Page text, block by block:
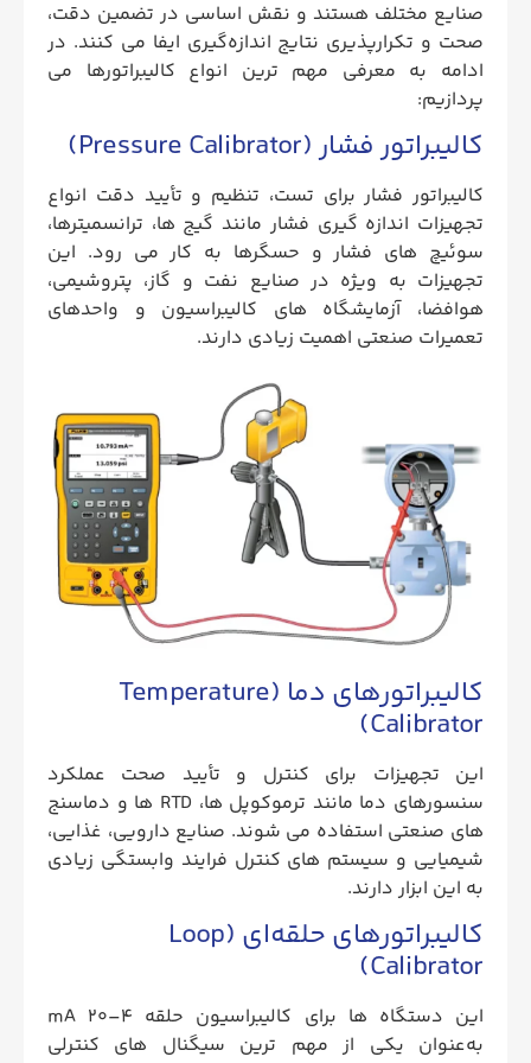
صنایع مختلف هستند و نقش اساسی در تضمین دقت،
صحت و تکرارپذیری نتایج اندازه‌گیری ایفا می‌ کنند. در
ادامه به معرفی مهم‌ ترین انواع کالیبراتورها می‌
پردازیم:
کالیبراتور فشار (Pressure Calibrator)
کالیبراتور فشار برای تست، تنظیم و تأیید دقت انواع
تجهیزات اندازه‌ گیری فشار مانند گیج‌ ها، ترانسمیترها،
سوئیچ‌ های فشار و حسگرها به کار می‌ رود. این
تجهیزات به‌ ویژه در صنایع نفت و گاز، پتروشیمی،
هوافضا، آزمایشگاه‌ های کالیبراسیون و واحدهای
تعمیرات صنعتی اهمیت زیادی دارند.
کالیبراتورهای دما (Temperature
Calibrator)
این تجهیزات برای کنترل و تأیید صحت عملکرد
سنسورهای دما مانند ترموکوپل‌ ها، RTD ها و دماسنج‌
های صنعتی استفاده می‌ شوند. صنایع دارویی، غذایی،
شیمیایی و سیستم‌ های کنترل فرایند وابستگی زیادی
به این ابزار دارند.
کالیبراتورهای حلقه‌ای (Loop
Calibrator)
این دستگاه‌ ها برای کالیبراسیون حلقه 4–20 mA
به‌عنوان یکی از مهم‌ ترین سیگنال‌ های کنترلی